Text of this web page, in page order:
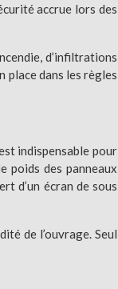
accrue lors des
d’infiltrations
place dans les règles
indispensable pour
poids des panneaux
d’un écran de sous
de l’ouvrage. Seul